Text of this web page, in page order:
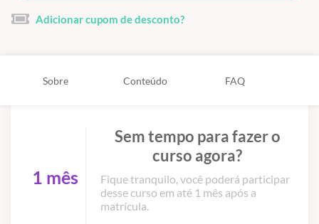
Adicionar cupom de desconto?
Sobre Conteúdo FAQ
1 mês
Sem tempo para fazer o
curso agora?
Fique tranquilo, você poderá participar
desse curso em até 1 mês após a
matrícula.